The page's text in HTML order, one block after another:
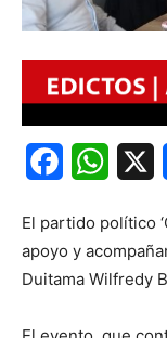
Facebook
El partido político
apoyo y
Duitama Wilfredy